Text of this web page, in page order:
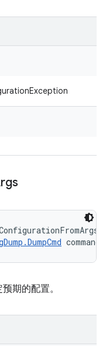
command)
期的配置。